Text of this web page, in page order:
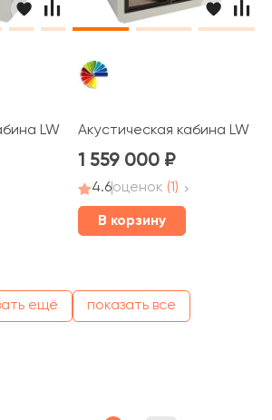
LWOP SLEEPBOX DOUBLE
Акустическая кабина LWOP
1 559 000
4.6оценок (1)
В корзину
ещё показать все